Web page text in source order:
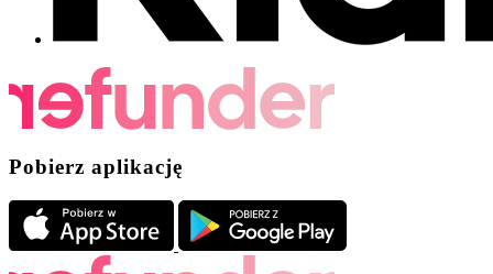
Pobierz aplikację